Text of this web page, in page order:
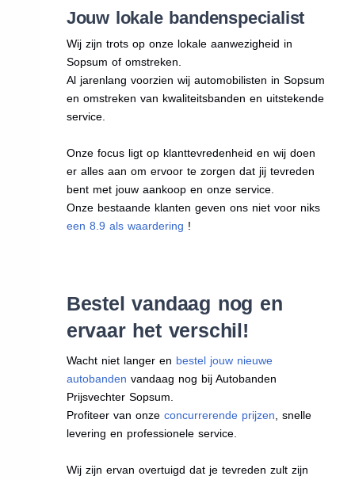
Jouw lokale bandenspecialist
Wij zijn trots op onze lokale aanwezigheid in
Sopsum of omstreken.
Al jarenlang voorzien wij automobilisten in Sopsum
en omstreken van kwaliteitsbanden en uitstekende
service.
Onze focus ligt op klanttevredenheid en wij doen
er alles aan om ervoor te zorgen dat jij tevreden
bent met jouw aankoop en onze service.
Onze bestaande klanten geven ons niet voor niks
een 8.9 als waardering !
Bestel vandaag nog en
ervaar het verschil!
Wacht niet langer en bestel jouw nieuwe
autobanden vandaag nog bij Autobanden
Prijsvechter Sopsum.
Profiteer van onze concurrerende prijzen , snelle
levering en professionele service.
Wij zijn ervan overtuigd dat je tevreden zult zijn